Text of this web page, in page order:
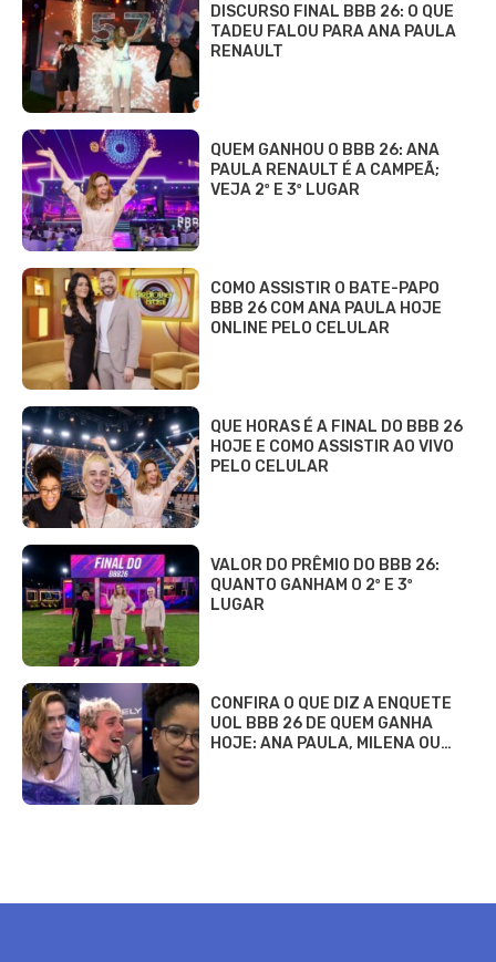
DISCURSO FINAL BBB 26: O QUE
TADEU FALOU PARA ANA PAULA
RENAULT
QUEM GANHOU O BBB 26: ANA
PAULA RENAULT É A CAMPEÃ;
VEJA 2º E 3º LUGAR
COMO ASSISTIR O BATE-PAPO
BBB 26 COM ANA PAULA HOJE
ONLINE PELO CELULAR
QUE HORAS É A FINAL DO BBB 26
HOJE E COMO ASSISTIR AO VIVO
PELO CELULAR
VALOR DO PRÊMIO DO BBB 26:
QUANTO GANHAM O 2º E 3º
LUGAR
CONFIRA O QUE DIZ A ENQUETE
UOL BBB 26 DE QUEM GANHA
HOJE: ANA PAULA, MILENA OU…